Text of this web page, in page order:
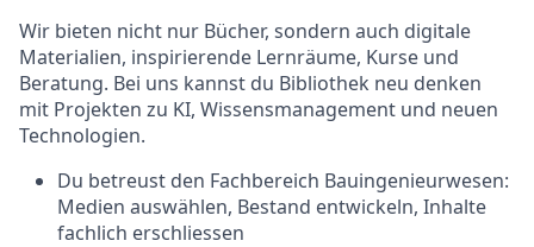
Wir bieten nicht nur Bücher, sondern auch digitale
Materialien, inspirierende Lernräume, Kurse und
Beratung. Bei uns kannst du Bibliothek neu denken
mit Projekten zu KI, Wissensmanagement und neuen
Technologien.
Du betreust den Fachbereich Bauingenieurwesen:
Medien auswählen, Bestand entwickeln, Inhalte
fachlich erschliessen